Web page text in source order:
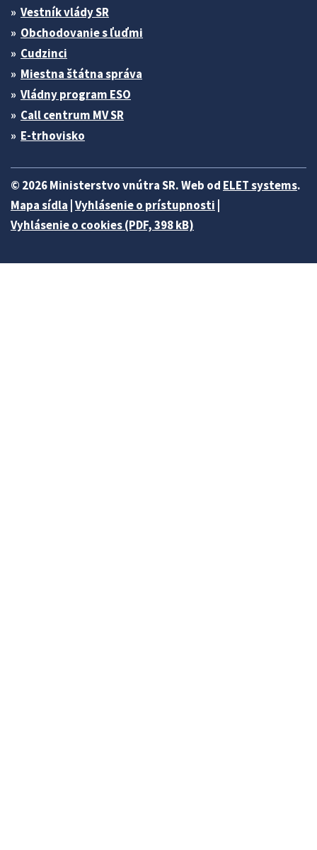
Vestník vlády SR
Obchodovanie s ľuďmi
Cudzinci
Miestna štátna správa
Vládny program ESO
Call centrum MV SR
E-trhovisko
© 2026 Ministerstvo vnútra SR. Web od ELET systems.
Mapa sídla Vyhlásenie o prístupnosti
Vyhlásenie o cookies (PDF, 398 kB)